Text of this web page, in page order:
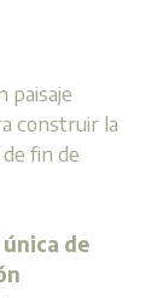
paisaje
construir la
fin de
de